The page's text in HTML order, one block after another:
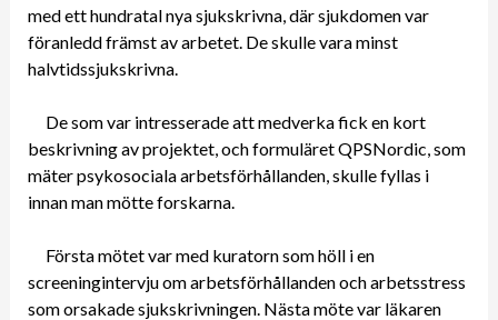
med ett hundratal nya sjukskrivna, där sjukdomen var
föranledd främst av arbetet. De skulle vara minst
halvtidssjukskrivna.
De som var intresserade att medverka fick en kort
beskrivning av projektet, och formuläret QPSNordic, som
mäter psykosociala arbetsförhållanden, skulle fyllas i
innan man mötte forskarna.
Första mötet var med kuratorn som höll i en
screeningintervju om arbetsförhållanden och arbetsstress
som orsakade sjukskrivningen. Nästa möte var läkaren